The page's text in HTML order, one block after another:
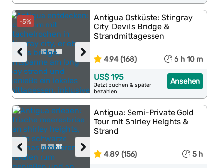
-5%
›
‹
Antigua Ostküste: Stingray
City, Devil’s Bridge &
Strandmittagessen
4.94 (168) 6 h 10 m
Ansehen
US$ 195
Jetzt buchen & später
bezahlen
›
‹
Antigua: Semi-Private Gold
Tour mit Shirley Heights &
Strand
4.89 (156) 5 h